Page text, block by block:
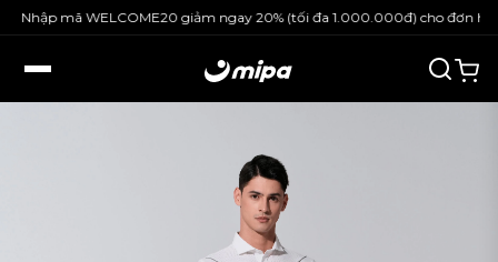
Nhập mã WELCOME20 giảm ngay 20% (tối đa 1.000.000đ) cho đơn hàng